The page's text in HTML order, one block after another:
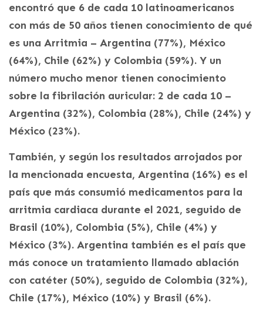
encontró que 6 de cada 10 latinoamericanos
con más de 50 años tienen conocimiento de qué
es una Arritmia – Argentina (77%), México
(64%), Chile (62%) y Colombia (59%). Y un
número mucho menor tienen conocimiento
sobre la fibrilación auricular: 2 de cada 10 –
Argentina (32%), Colombia (28%), Chile (24%) y
México (23%).
También, y según los resultados arrojados por
la mencionada encuesta, Argentina (16%) es el
país que más consumió medicamentos para la
arritmia cardiaca durante el 2021, seguido de
Brasil (10%), Colombia (5%), Chile (4%) y
México (3%). Argentina también es el país que
más conoce un tratamiento llamado ablación
con catéter (50%), seguido de Colombia (32%),
Chile (17%), México (10%) y Brasil (6%).